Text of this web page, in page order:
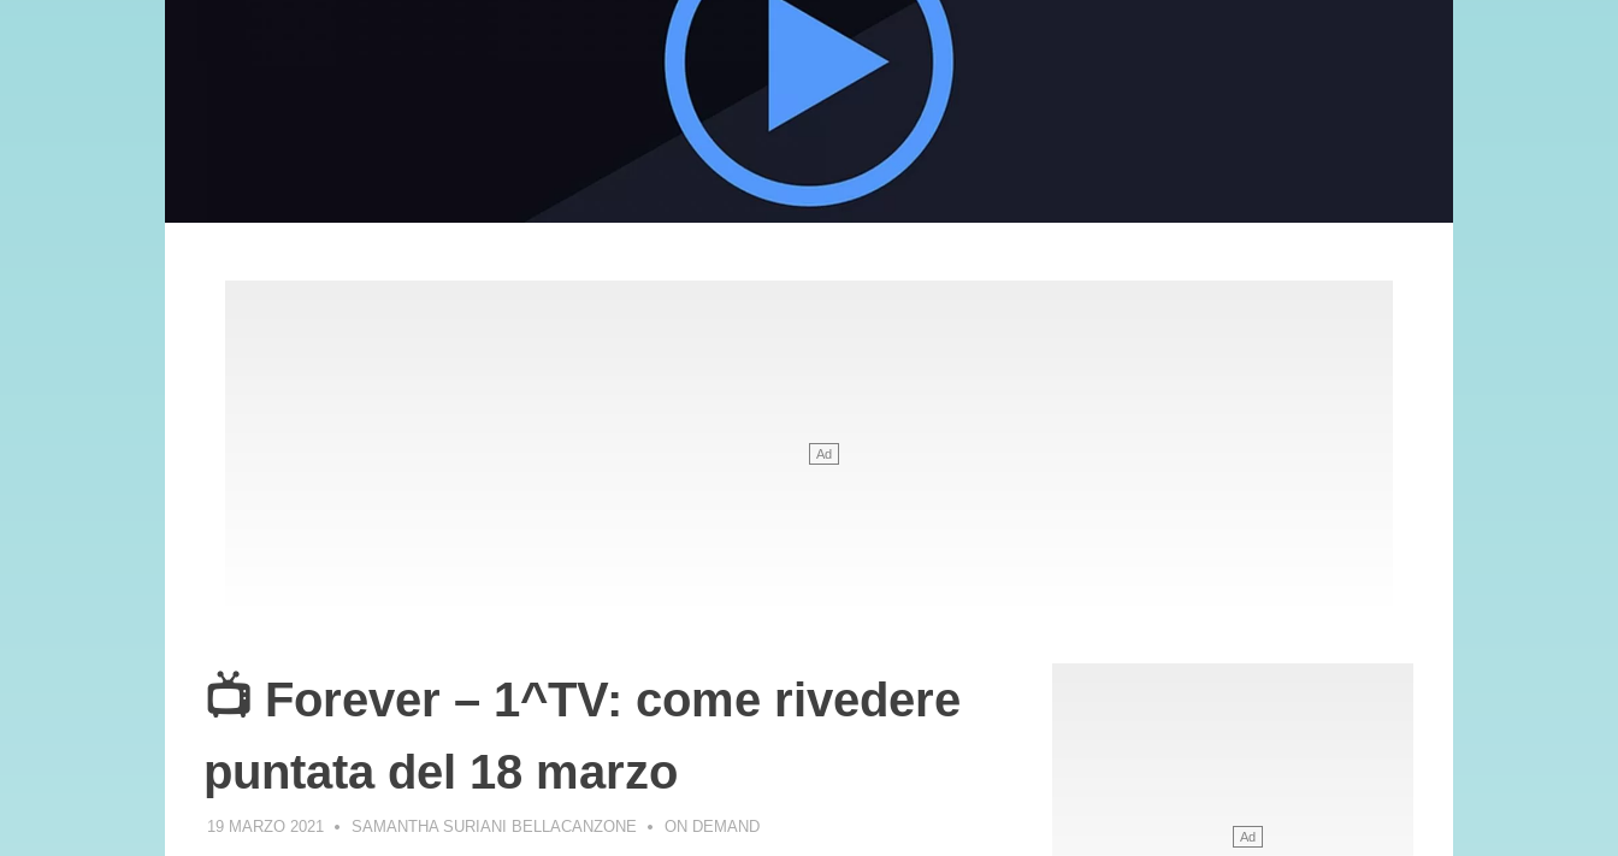
📺 Forever – 1^TV: come rivedere
puntata del 18 marzo
19 MARZO 2021 SAMANTHA SURIANI BELLACANZONE ON DEMAND